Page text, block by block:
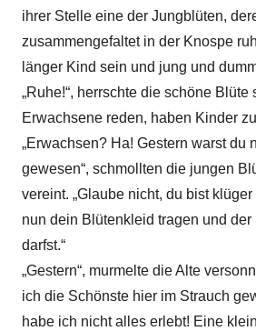
ihrer Stelle eine der Jungblüten,
zusammengefaltet in der Knospe
länger Kind sein und jung und
„Ruhe!“, herrschte die schöne Blüte
Erwachsene reden, haben Kinder
„Erwachsen? Ha! Gestern warst du
gewesen“, schmollten die jungen
vereint. „Glaube nicht, du bist
nun dein Blütenkleid tragen und
darfst.“
„Gestern“, murmelte die Alte
ich die Schönste hier im Strauch
habe ich nicht alles erlebt! Eine